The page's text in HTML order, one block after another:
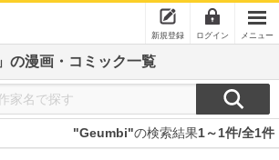
新規登録 ログイン メニュー
」の漫画・コミック一覧
"Geumbi"の検索結果1～1件/全1件